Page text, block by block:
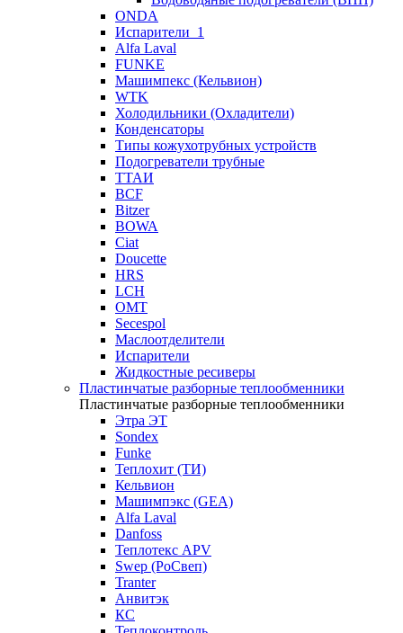
ONDA
Испарители_1
Alfa Laval
FUNKE
Машимпекс (Кельвион)
WTK
Холодильники (Охладители)
Конденсаторы
Типы кожухотрубных устройств
Подогреватели трубные
ТТАИ
BCF
Bitzer
BOWA
Ciat
Doucette
HRS
LCH
OMT
Secespol
Маслоотделители
Испарители
Жидкостные ресиверы
Пластинчатые разборные теплообменники
Пластинчатые разборные теплообменники
Этра ЭТ
Sondex
Funke
Теплохит (ТИ)
Кельвион
Машимпэкс (GEA)
Alfa Laval
Danfoss
Теплотекс APV
Swep (РоСвеп)
Tranter
Анвитэк
КС